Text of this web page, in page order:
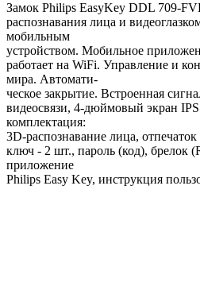
Замок Philips EasyKey DDL 709-
распознавания лица и
мобильным
устройством. Мобильное
работает на WiFi. Управление и
мира. Автомати-
ческое закрытие. Встроенная
видеосвязи, 4-дюймовый экран
комплектация:
3D-распознавание лица,
ключ - 2 шт., пароль (код), брелок
приложение
Philips Easy Key, инструкция